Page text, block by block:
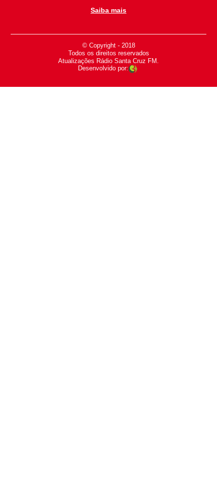
Saiba mais
© Copyright - 2018
-
Todos os direitos reservados
-
Atualizações Rádio Santa Cruz FM.
Desenvolvido por: